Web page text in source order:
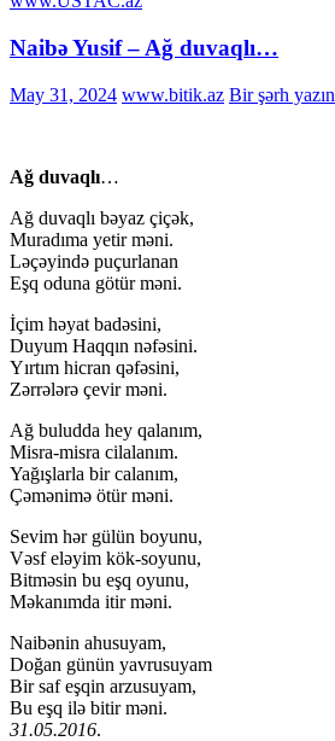
Naibə Yusif – Ağ duvaqlı…
May 31, 2024 www.bitik.az Bir şərh yazın
Ağ duvaqlı…
Ağ duvaqlı bəyaz çiçək,
Muradıma yetir məni.
Ləçəyində puçurlanan
Eşq oduna götür məni.
İçim həyat badəsini,
Duyum Haqqın nəfəsini.
Yırtım hicran qəfəsini,
Zərrələrə çevir məni.
Ağ buludda hey qalanım,
Misra-misra cilalanım.
Yağışlarla bir calanım,
Çəmənimə ötür məni.
Sevim hər gülün boyunu,
Vəsf eləyim kök-soyunu,
Bitməsin bu eşq oyunu,
Məkanımda itir məni.
Naibənin ahusuyam,
Doğan günün yavrusuyam
Bir saf eşqin arzusuyam,
Bu eşq ilə bitir məni.
31.05.2016.